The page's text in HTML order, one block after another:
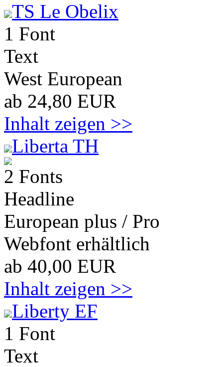
TS Le Obelix
1 Font
Text
West European
ab 24,80 EUR
Inhalt zeigen >>
Liberta TH
2 Fonts
Headline
European plus / Pro
Webfont erhältlich
ab 40,00 EUR
Inhalt zeigen >>
Liberty EF
1 Font
Text